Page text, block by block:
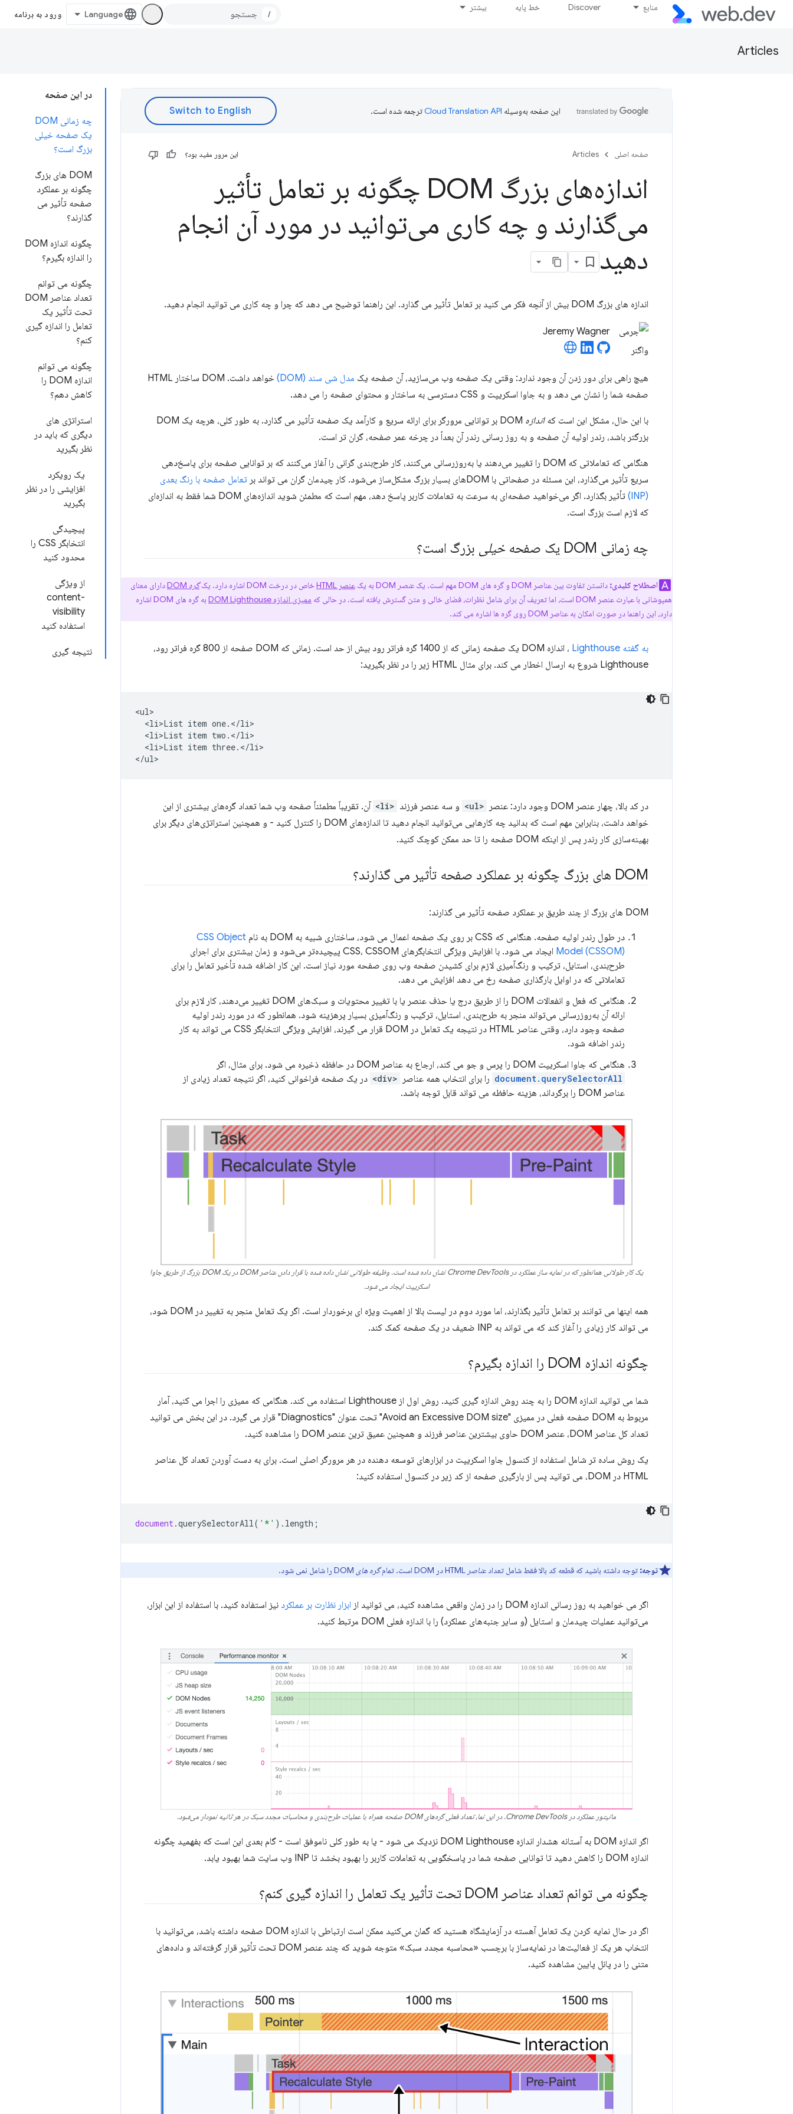
منابع Discover خط پایه بیشتر
/ ورود به برنامه
Articles
در این صفحه
چه زمانی DOM
یک صفحه خیلی
بزرگ است؟
DOM های بزرگ
چگونه بر عملکرد
صفحه تأثیر می
گذارند؟
چگونه اندازه DOM
را اندازه بگیرم؟
چگونه می توانم
تعداد عناصر DOM
تحت تأثیر یک
تعامل را اندازه گیری
کنم؟
چگونه می توانم
اندازه DOM را
کاهش دهم؟
استراتژی های
دیگری که باید در
نظر بگیرید
یک رویکرد
افزایشی را در نظر
بگیرید
پیچیدگی
انتخابگر CSS را
محدود کنید
از ویژگی
content-
visibility
استفاده کنید
نتیجه گیری
این صفحه به‌وسیله ترجمه شده است.
صفحه اصلی Articles این مرور مفید بود؟
اندازه‌های بزرگ DOM چگونه بر تعامل تأثیر
می‌گذارند و چه کاری می‌توانید در مورد آن انجام
دهید
اندازه های بزرگ DOM بیش از آنچه فکر می کنید بر تعامل تأثیر می گذارد. این راهنما توضیح می دهد که چرا و چه کاری می توانید انجام دهید.
Jeremy Wagner
هیچ راهی برای دور زدن آن وجود ندارد: وقتی یک صفحه وب می‌سازید، آن صفحه یک مدل شی سند (DOM)
خواهد داشت. DOM ساختار HTML
صفحه شما را نشان می دهد و به جاوا اسکریپت و CSS دسترسی به ساختار و محتوای صفحه را می دهد.
با این حال، مشکل این است کهاندازه
DOM بر توانایی مرورگر برای ارائه سریع و کارآمد یک صفحه تأثیر می گذارد. به طور کلی، هرچه یک DOM
بزرگتر باشد، رندر اولیه آن صفحه و به روز رسانی رندر آن بعداً در چرخه عمر صفحه، گران تر است.
هنگامی که تعاملاتی که DOM را تغییر می‌دهند یا به‌روزرسانی می‌کنند، کار طرح‌بندی گرانی را آغاز می‌کنند که بر توانایی صفحه برای پاسخ‌دهی
سریع تأثیر می‌گذارد، این مسئله در صفحاتی با DOM‌های بسیار بزرگ مشکل‌ساز می‌شود. کار چیدمان گران می تواند بر
تعامل صفحه با رنگ بعدی
(INP)
تأثیر بگذارد. اگر می‌خواهید صفحه‌ای به سرعت به تعاملات کاربر پاسخ دهد، مهم است که مطمئن شوید اندازه‌های DOM شما فقط به اندازه‌ای
که لازم است بزرگ است.
چه زمانی DOM یک صفحه خیلی بزرگ است؟
اصطلاح کلیدی: دانستن تفاوت بین عناصر DOM و گره های DOM مهم است. یک عنصر عنصر HTML خاص در درخت DOM اشاره دارد. یک گره
دارای معنای
همپوشانی با عبارت عنصر DOM است، اما تعریف آن برای شامل نظرات، فضای خالی و متن گسترش یافته است. در حالی که
ممیزی اندازه DOM Lighthouse
به گره های DOM اشاره
دارد، این راهنما در صورت امکان به عناصر DOM روی گره ها اشاره می کند.
به گفته Lighthouse
، اندازه DOM یک صفحه زمانی که از 1400 گره فراتر رود بیش از حد است. زمانی که DOM صفحه از 800 گره فراتر رود،
Lighthouse شروع به ارسال اخطار می کند. برای مثال HTML زیر را در نظر بگیرید:
<ul>
  <li>List item one.</li>
  <li>List item two.</li>
  <li>List item three.</li>
در کد بالا، چهار عنصر DOM وجود دارد: عنصر <ul> و سه عنصر فرزند <li>
آن. تقریباً مطمئناً صفحه وب شما تعداد گره‌های بیشتری از این
خواهد داشت، بنابراین مهم است که بدانید چه کارهایی می‌توانید انجام دهید تا اندازه‌های DOM را کنترل کنید - و همچنین استراتژی‌های دیگر برای
بهینه‌سازی کار رندر پس از اینکه DOM صفحه را تا حد ممکن کوچک کنید.
DOM های بزرگ چگونه بر عملکرد صفحه تأثیر می گذارند؟
DOM های بزرگ از چند طریق بر عملکرد صفحه تأثیر می گذارند:
در طول رندر اولیه صفحه. هنگامی که CSS بر روی یک صفحه اعمال می شود، ساختاری شبیه به DOM به نام
CSS Object
Model (CSSOM)
ایجاد می شود. با افزایش ویژگی انتخابگرهای CSS، CSSOM پیچیده‌تر می‌شود و زمان بیشتری برای اجرای
طرح‌بندی، استایل، ترکیب و رنگ‌آمیزی لازم برای کشیدن صفحه وب روی صفحه مورد نیاز است. این کار اضافه شده تأخیر تعامل را برای
تعاملاتی که در اوایل بارگذاری صفحه رخ می دهد افزایش می دهد.
هنگامی که فعل و انفعالات DOM را از طریق درج یا حذف عنصر یا با تغییر محتویات و سبک‌های DOM تغییر می‌دهند، کار لازم برای
ارائه آن به‌روزرسانی می‌تواند منجر به طرح‌بندی، استایل، ترکیب و رنگ‌آمیزی بسیار پرهزینه شود. همانطور که در مورد رندر اولیه
صفحه وجود دارد، وقتی عناصر HTML در نتیجه یک تعامل در DOM قرار می گیرند، افزایش ویژگی انتخابگر CSS می تواند به کار
رندر اضافه شود.
هنگامی که جاوا اسکریپت DOM را پرس و جو می کند، ارجاع به عناصر DOM در حافظه ذخیره می شود. برای مثال، اگر
document.querySelectorAll را برای انتخاب همه عناصر <div>
در یک صفحه فراخوانی کنید، اگر نتیجه تعداد زیادی از
عناصر DOM را برگرداند، هزینه حافظه می تواند قابل توجه باشد.
یک کار طولانی همانطور که در نمایه ساز عملکرد در Chrome DevTools نشان داده شده است. وظیفه طولانی نشان داده شده با قرار دادن عناصر DOM در یک DOM بزرگ از طریق جاوا
اسکریپت ایجاد می شود.
همه اینها می توانند بر تعامل تأثیر بگذارند، اما مورد دوم در لیست بالا از اهمیت ویژه ای برخوردار است. اگر یک تعامل منجر به تغییر در DOM شود،
می تواند کار زیادی را آغاز کند که می تواند به INP ضعیف در یک صفحه کمک کند.
چگونه اندازه DOM را اندازه بگیرم؟
شما می توانید اندازه DOM را به چند روش اندازه گیری کنید. روش اول از Lighthouse استفاده می کند. هنگامی که ممیزی را اجرا می کنید، آمار
مربوط به DOM صفحه فعلی در ممیزی "Avoid an Excessive DOM size" تحت عنوان "Diagnostics" قرار می گیرد. در این بخش می توانید
تعداد کل عناصر DOM، عنصر DOM حاوی بیشترین عناصر فرزند و همچنین عمیق ترین عنصر DOM را مشاهده کنید.
یک روش ساده تر شامل استفاده از کنسول جاوا اسکریپت در ابزارهای توسعه دهنده در هر مرورگر اصلی است. برای به دست آوردن تعداد کل عناصر
HTML در DOM، می توانید پس از بارگیری صفحه از کد زیر در کنسول استفاده کنید:
document .querySelectorAll ( '*' ). length ;
توجه: توجه داشته باشید که قطعه کد بالا فقط شامل تعداد عناصر گره های
اگر می خواهید به روز رسانی اندازه DOM را در زمان واقعی مشاهده کنید، می توانید از ابزار نظارت بر عملکرد نیز استفاده کنید. با استفاده از این ابزار،
می‌توانید عملیات چیدمان و استایل (و سایر جنبه‌های عملکرد) را با اندازه فعلی DOM مرتبط کنید.
مانیتور عملکرد در Chrome DevTools. در این نما، تعداد فعلی گره‌های DOM صفحه همراه با عملیات طرح‌بندی و محاسبات مجدد سبک در هر ثانیه نمودار می‌شود.
اگر اندازه DOM به آستانه هشدار اندازه DOM Lighthouse نزدیک می شود - یا به طور کلی ناموفق است - گام بعدی این است که بفهمید چگونه
اندازه DOM را کاهش دهید تا توانایی صفحه شما در پاسخگویی به تعاملات کاربر را بهبود بخشد تا INP وب سایت شما بهبود یابد.
چگونه می توانم تعداد عناصر DOM تحت تأثیر یک تعامل را اندازه گیری کنم؟
اگر در حال نمایه کردن یک تعامل آهسته در آزمایشگاه هستید که گمان می‌کنید ممکن است ارتباطی با اندازه DOM صفحه داشته باشد، می‌توانید با
انتخاب هر یک از فعالیت‌ها در نمایه‌ساز با برچسب «محاسبه مجدد سبک» متوجه شوید که چند عنصر DOM تحت تأثیر قرار گرفته‌اند و داده‌های
متنی را در پانل پایین مشاهده کنید.